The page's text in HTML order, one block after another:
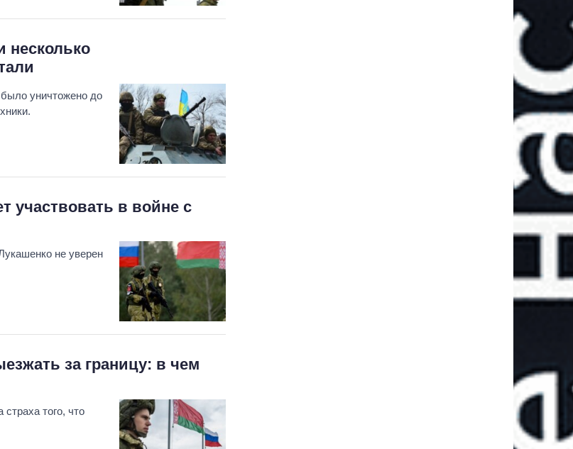
несколько
уничтожено до
участвовать в войне с
не уверен
за границу: в чем
того, что